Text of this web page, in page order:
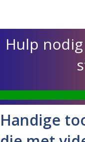
Hulp
Handige